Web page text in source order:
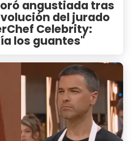
angustiada tras
del jurado
Celebrity:
los guantes"